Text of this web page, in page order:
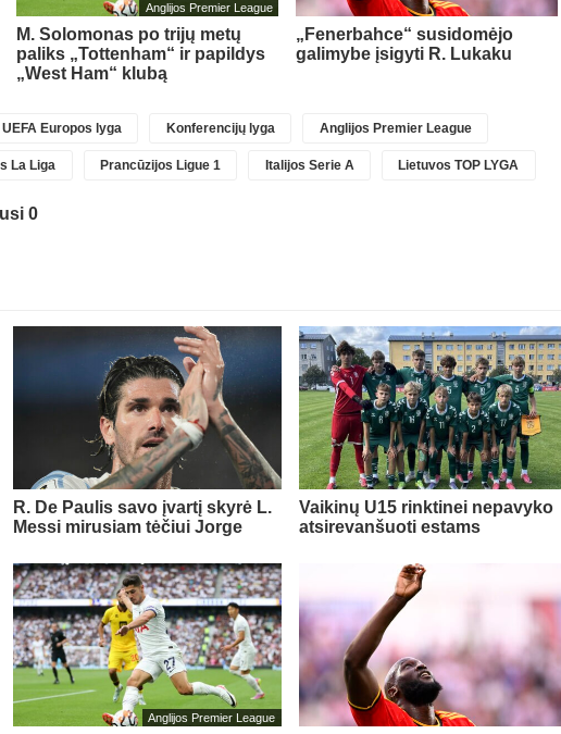
Anglijos Premier League
M. Solomonas po trijų metų
paliks „Tottenham“ ir papildys
„West Ham“ klubą
„Fenerbahce“ susidomėjo
galimybe įsigyti R. Lukaku
UEFA Europos lyga Konferencijų lyga Anglijos Premier League
La Liga Prancūzijos Ligue 1 Italijos Serie A Lietuvos TOP LYGA
0
R. De Paulis savo įvartį skyrė L.
Messi mirusiam tėčiui Jorge
Vaikinų U15 rinktinei nepavyko
atsirevanšuoti estams
Anglijos Premier League